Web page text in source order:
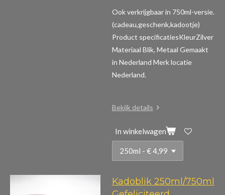
Ook verkrijgbaar in 750ml-versie.
(cadeau,geschenk,kadootje)
Product specificatiesKleurZilver
Materiaal Blik, Metaal Gemaakt
in Nederland Merk locatie
Nederland.
Bekijk details
In winkelwagen
Kadoblik 250ml/750ml